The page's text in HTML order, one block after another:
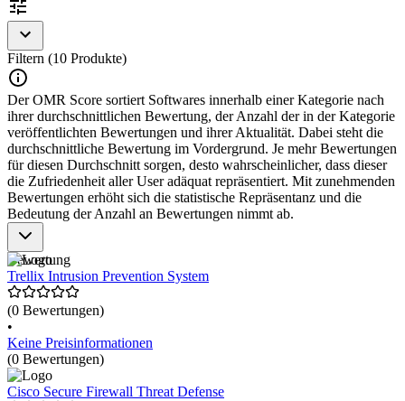
Während einige fortschrittliche Firewall-Lösungen ebenfalls über
IDPS-Funktionen verfügen, liegt ihr primärer Fokus auf der
Regulierung des Zugriffs auf Netzwerke, wohingegen IDPS speziell
für die Analyse und Überwachung des Netzwerkverkehrs entwickelt
wurden, um verdächtige Muster zu erkennen.
Um in der Kategorie Intrusion Detection and Prevention Systems
(IDPS) aufgenommen zu werden, sollte eine Lösung folgende
Features und Eigenschaften aufweisen:
Echtzeitüberwachung und -erkennung von Bedrohungen
Automatisierte Reaktion auf erkannte Angriffe
Anpassbare Sicherheitsrichtlinien
Detaillierte Protokollierung und Berichterstattung
Filtern (10 Produkte)
Der OMR Score sortiert Softwares innerhalb einer Kategorie nach
ihrer durchschnittlichen Bewertung, der Anzahl der in der Kategorie
veröffentlichten Bewertungen und ihrer Aktualität. Dabei steht die
durchschnittliche Bewertung im Vordergrund. Je mehr Bewertungen
für diesen Durchschnitt sorgen, desto wahrscheinlicher, dass dieser
die Zufriedenheit aller User adäquat repräsentiert. Mit zunehmenden
Bewertungen erhöht sich die statistische Repräsentanz und die
Bedeutung der Anzahl an Bewertungen nimmt ab.
Bewertung
Trellix Intrusion Prevention System
(0 Bewertungen)
•
Keine Preisinformationen
(0 Bewertungen)
Cisco Secure Firewall Threat Defense